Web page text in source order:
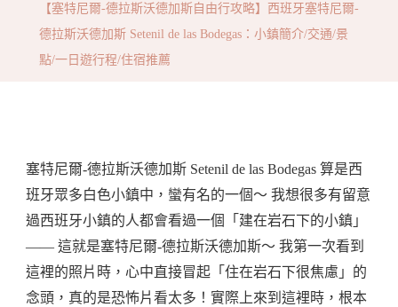
斯
由
行
攻
略】
【塞特尼爾-德拉斯沃德加斯自由行攻略】西班牙塞特尼爾-
德拉斯沃德加斯 Setenil de las Bodegas：小鎮簡介/交通/景
點/一日遊行程/住宿推薦
塞特尼爾-德拉斯沃德加斯 Setenil de las Bodegas 算是西
班牙眾多白色小鎮中，蠻有名的一個～ 我想很多有留意
過西班牙小鎮的人都會看過一個「建在岩石下的小鎮」
—— 這就是塞特尼爾-德拉斯沃德加斯～ 我第一次看到
這裡的照片時，心中直接冒起「住在岩石下很焦慮」的
念頭，真的是恐怖片看太多！實際上來到這裡時，根本